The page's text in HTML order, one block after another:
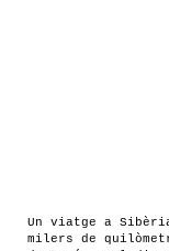
Un viatge a
milers de